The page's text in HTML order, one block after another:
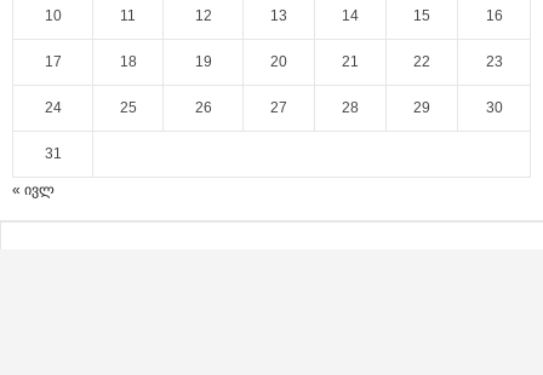
10 11 12 13 14 15 16
17 18 19 20 21 22 23
24 25 26 27 28 29 30
31
« ივლ